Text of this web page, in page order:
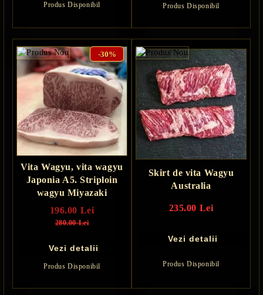
Produs Disponibil Produs Disponibil
Vita Wagyu, vita wagyu
Japonia A5. Striploin
wagyu Miyazaki
-30%
196.00 Lei
280.00 Lei
Vezi detalii
Produs Disponibil
Skirt de vita Wagyu
Australia
235.00 Lei
Vezi detalii
Produs Disponibil